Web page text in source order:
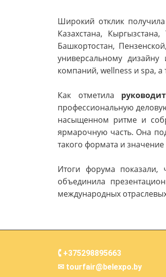
Широкий отклик
Казахстана,
Башкортостан,
универсальному
компаний, wellness и spa, а
Как отметила
профессиональную
насыщенном ритме и
ярмарочную часть. Она
такого формата и
Итоги форума показали,
объединила
международных
🕻 +375298895663
✉︎ tourfair@belexpo.by